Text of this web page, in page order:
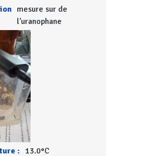
mesure sur de
l'uranophane
:
13.0°C